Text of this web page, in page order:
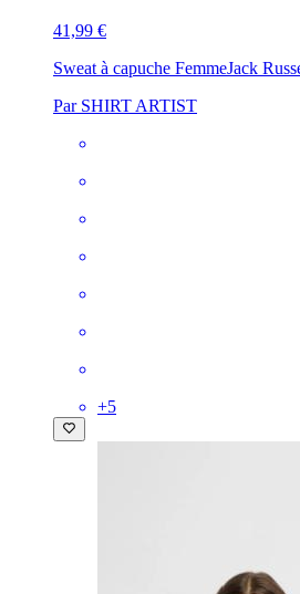
41,99 €
Sweat à capuche FemmeJack
Par SHIRT ARTIST
+5